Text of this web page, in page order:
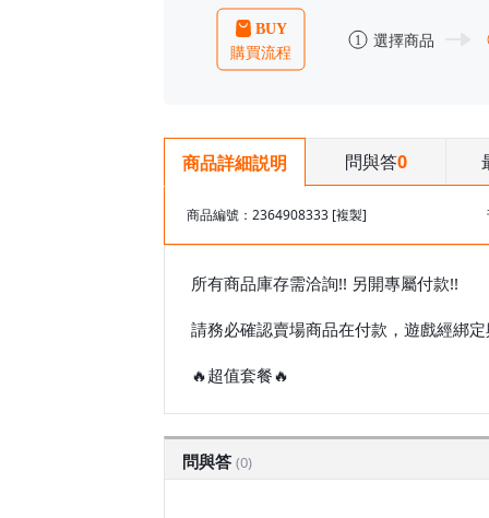
商品詳細説明 問與答0
商品編號：2364908333 [複製]
所有商品庫存需洽詢!! 另開專屬付款!!
請務必確認賣場商品在付款，遊戲經綁
🔥超值套餐🔥
問與答 (0)